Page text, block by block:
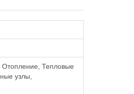
Тепловые
узлы,